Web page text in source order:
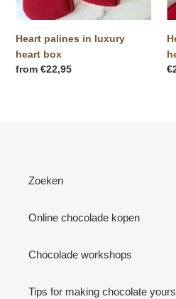
Heart palines in luxury
heart box
Regular
from €22,95
Zoeken
Online chocolade kopen
Chocolade workshops
Tips for making chocolate